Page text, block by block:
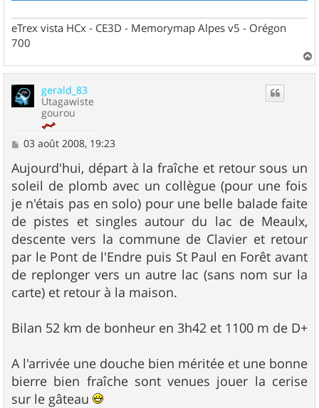
eTrex vista HCx - CE3D - Memorymap Alpes v5 - Orégon
700
a
gerald_83
Utagawiste
gourou
M
s
s
a
g
e
03 août 2008, 19:23
Aujourd'hui, départ à la fraîche et retour sous un
soleil de plomb avec un collègue (pour une fois
je n'étais pas en solo) pour une belle balade faite
de pistes et singles autour du lac de Meaulx,
descente vers la commune de Clavier et retour
par le Pont de l'Endre puis St Paul en Forêt avant
de replonger vers un autre lac (sans nom sur la
carte) et retour à la maison.
Bilan 52 km de bonheur en 3h42 et 1100 m de D+
A l'arrivée une douche bien méritée et une bonne
bierre bien fraîche sont venues jouer la cerise
sur le gâteau